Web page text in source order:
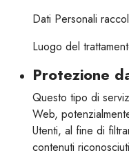
Dati Personali
Luogo del
Protezione
Questo tipo di
Web,
Utenti, al fine di
contenuti